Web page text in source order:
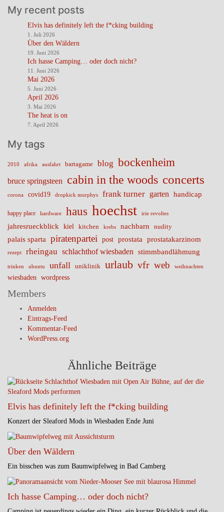
My recent posts
Elvis has definitely left the f*cking building
1. Juli 2026
Über den Wäldern
19. Juni 2026
Ich hasse Camping… oder doch nicht?
11. Juni 2026
Mai 2026
5. Juni 2026
April 2026
3. Mai 2026
The heat is on
7. April 2026
My tags
2010 afrika ausfahrt bartagame blog bockenheim
bruce springsteen cabin in the woods concerts
corona covid19 dropkick murphys frank turner garten handicap
happy place hardware haus hoechst irie revoltes
jahresrueckblick kiel kitchen krebs nachbarn nudity
palais sparta piratenpartei post prostata prostatakarzinom
rezept rheingau schlachthof wiesbaden stimmbandlähmung
trinken ubuntu unfall uniklinik urlaub vfr web weihnachten
wiesbaden wordpress
Members
Anmelden
Eintrags-Feed
Kommentar-Feed
WordPress.org
Ähnliche Beiträge
Elvis has definitely left the f*cking building
Konzert der Sleaford Mods in Wiesbaden Ende Juni
Über den Wäldern
Ein bisschen was zum Baumwipfelweg in Bad Camberg
Ich hasse Camping… oder doch nicht?